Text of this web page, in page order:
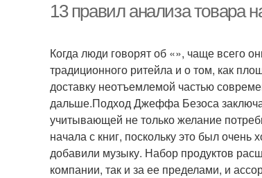
13 правил анализа товара
Когда люди говорят об «», чаще всего
традиционного ритейла и о том, как
доставку неотъемлемой частью
дальше.Подход Джеффа Безоса
учитывающей не только желание
начала с книг, поскольку это был
добавили музыку. Набор продуктов
компании, так и за ее пределами, и